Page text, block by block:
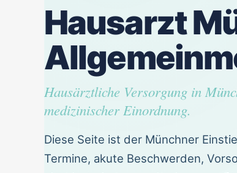
Hausarzt
Hausärztliche Versorgung in
medizinischer Einordnung.
Diese Seite ist der Münchner
Termine, akute Beschwerden,